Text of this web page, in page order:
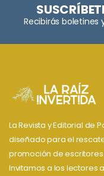
Recibirás boletines
La Revista y Editorial de
diseñado para el
promoción de
Invitamos a los lectores